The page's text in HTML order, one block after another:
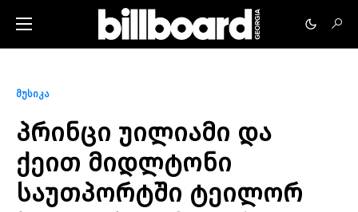
მუსიკა
პრინცი უილიამი და
ქეით მიდლტონი
საუთპორტში ტეილორ